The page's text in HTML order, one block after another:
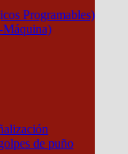
Programables)
de puño